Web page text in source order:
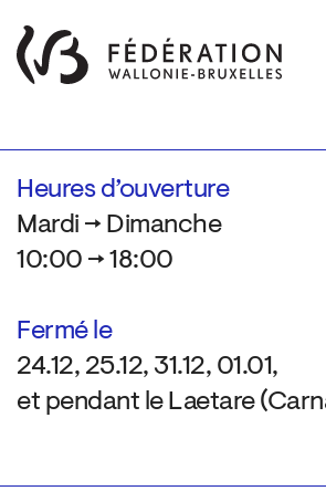
Heures d’ouverture
Mardi → Dimanche
10:00 → 18:00
Fermé le
24.12, 25.12, 31.12, 01.01,
et pendant le Laetare